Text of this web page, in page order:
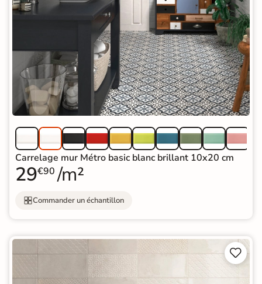
Carrelage mur Métro basic blanc brillant 10x20 cm
29€90 /m²
Commander un échantillon

